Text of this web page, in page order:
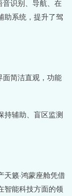
识别、导航、在
助系统，提升了驾
简洁直观，功能
持辅助、盲区监测
籁·鸿蒙座舱凭借
智能科技方面的领